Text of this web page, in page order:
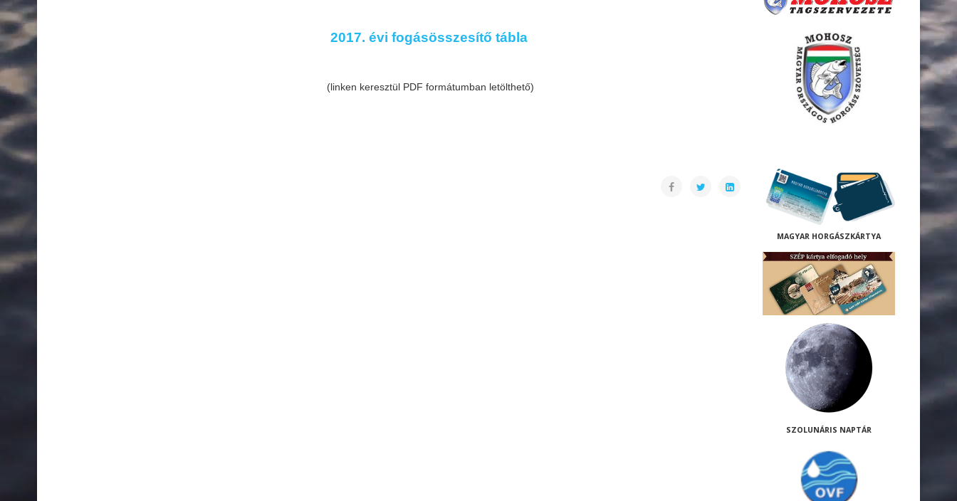
2017. évi fogásösszesítő tábla
(linken keresztül PDF formátumban letölthető)
MAGYAR HORGÁSZKÁRTYA
SZOLUNÁRIS NAPTÁR